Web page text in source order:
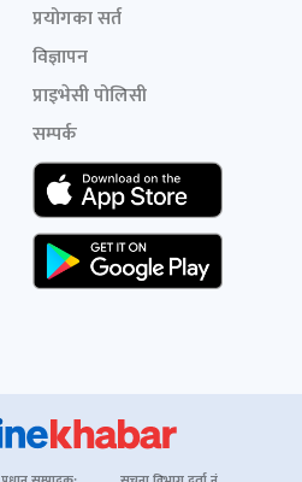
प्रयोगका सर्त
विज्ञापन
प्राइभेसी पोलिसी
सम्पर्क